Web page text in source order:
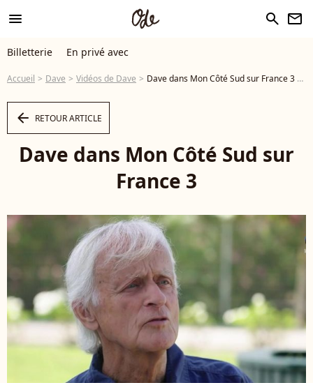
menu search newsletter
Billetterie En privé avec
Accueil Dave Vidéos de Dave Dave dans Mon Côté Sud sur France 3 ©France 3 - Vidéo
arrow_left RETOUR ARTICLE
Dave dans Mon Côté Sud sur
France 3